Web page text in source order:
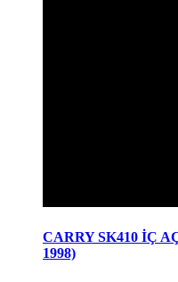
CARRY SK410 İÇ
1998)